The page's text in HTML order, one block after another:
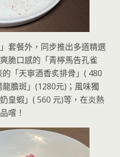
套餐外，同步推出多道精選
脆口感的「青檸馬告孔雀
「天寧酒香炙排骨」( 480
膽斑」(1280元)；風味獨
皇蝦」( 560 元)等，在炎熱
嚐！